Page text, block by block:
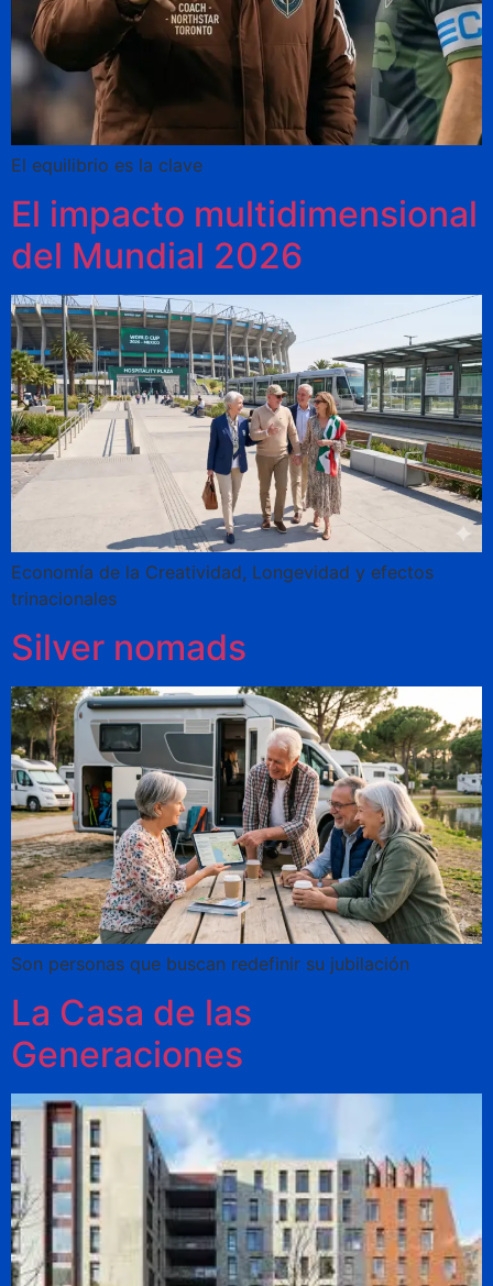
El equilibrio es la clave
El impacto multidimensional
del Mundial 2026
Economía de la Creatividad, Longevidad y efectos
trinacionales
Silver nomads
Son personas que buscan redefinir su jubilación
La Casa de las
Generaciones